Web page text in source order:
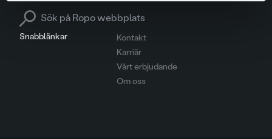
Snabblänkar
Kontakt
Karriär
Vårt erbjudande
Om oss
Search for: